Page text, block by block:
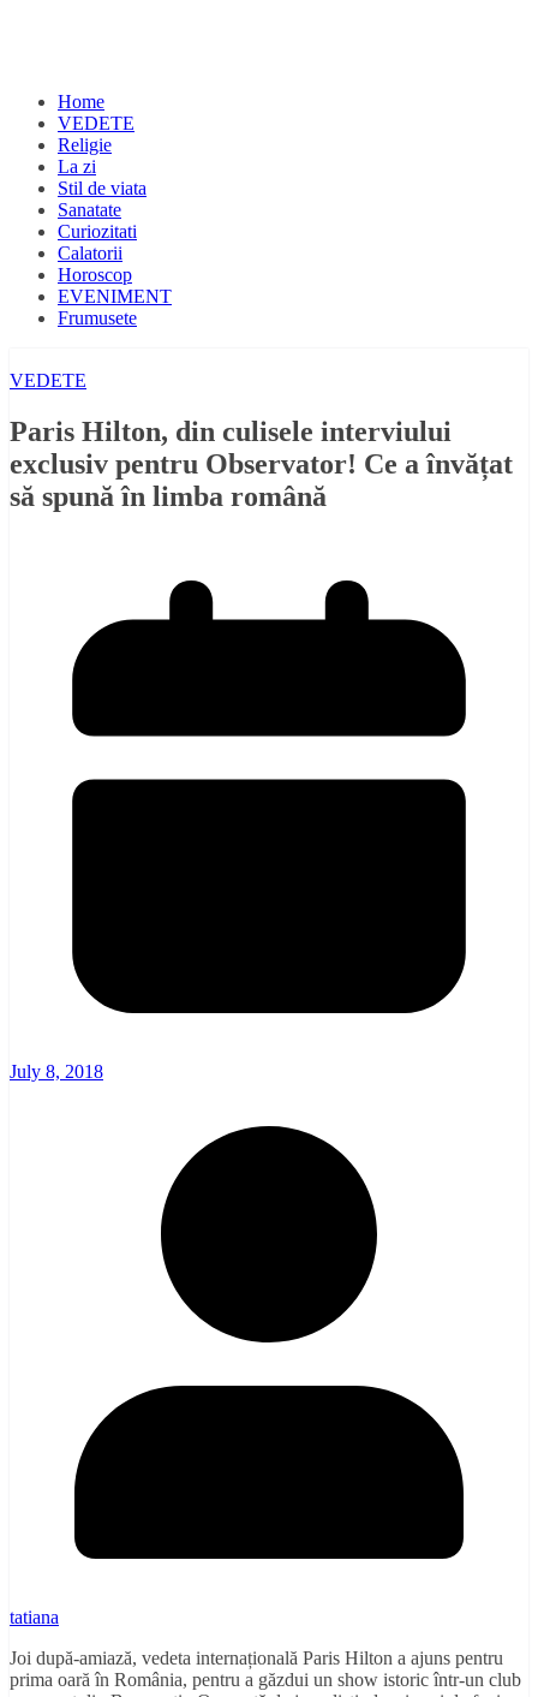
Home
VEDETE
Religie
La zi
Stil de viata
Sanatate
Curiozitati
Calatorii
Horoscop
EVENIMENT
Frumusete
VEDETE
Paris Hilton, din culisele interviului
exclusiv pentru Observator! Ce a învățat
să spună în limba română
July 8, 2018
tatiana
Joi după-amiază, vedeta internațională Paris Hilton a ajuns pentru
prima oară în România, pentru a găzdui un show istoric într-un club